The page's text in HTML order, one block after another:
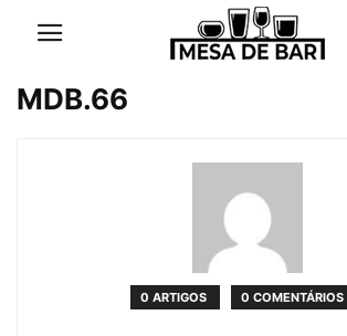
MDB.66
0 ARTIGOS 0 COMENTÁRIOS